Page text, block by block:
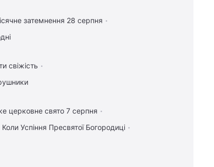
затемнення 28 серпня
свіжість
церковне свято 7 серпня
Коли Успіння Пресвятої Богородиці